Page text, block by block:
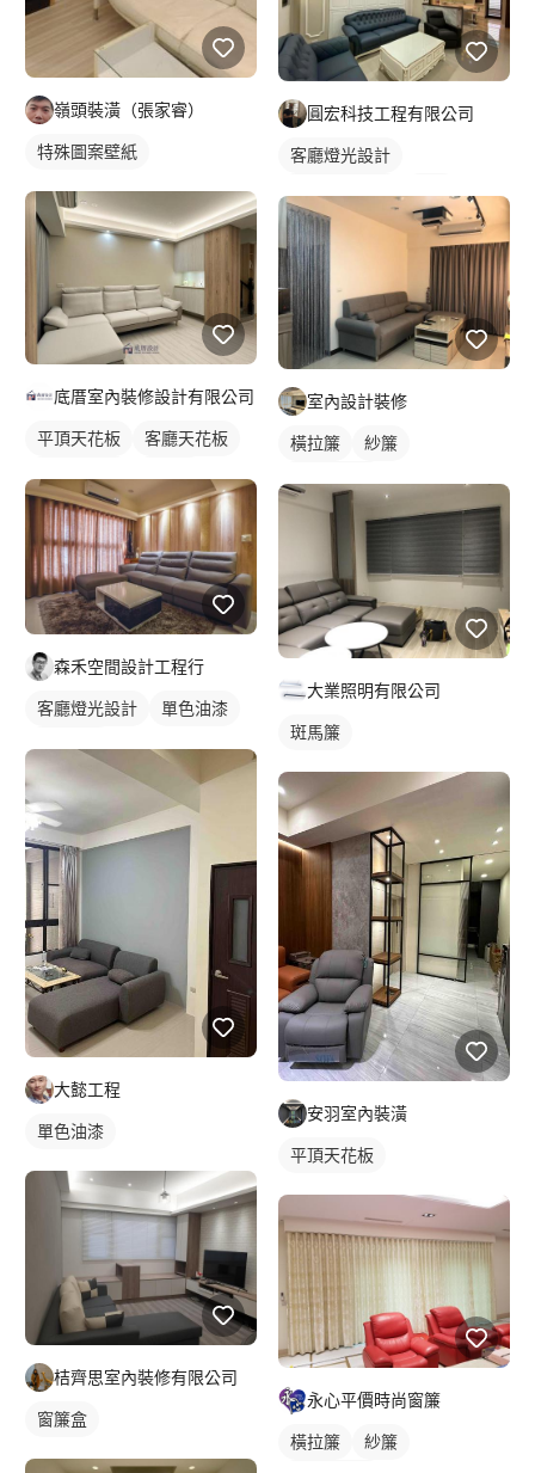
嶺頭裝潢（張家睿）
特殊圖案壁紙
底厝室內裝修設計有限公司
平頂天花板
客廳天花板
落地窗窗簾
森禾空間設計工程行
客廳燈光設計
單色油漆
大懿工程
單色油漆
桔齊思室內裝修有限公司
窗簾盒
圓宏科技工程有限公司
客廳燈光設計
室內設計裝修
橫拉簾
紗簾
大業照明有限公司
斑馬簾
安羽室內裝潢
平頂天花板
永心平價時尚窗簾
橫拉簾
紗簾